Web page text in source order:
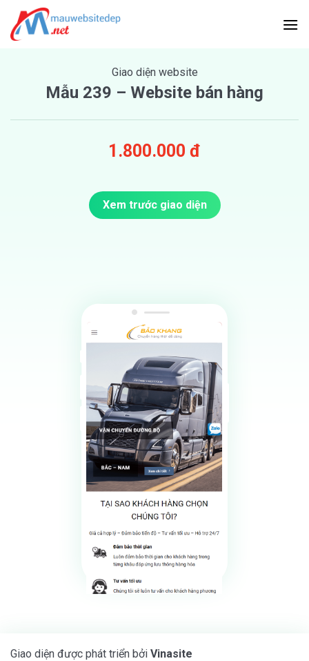
Skip
content
Giao diện website
Mẫu 239 – Website bán hàng
1.800.000 đ
Xem trước giao diện
Giao diện được phát triển bởi Vinasite